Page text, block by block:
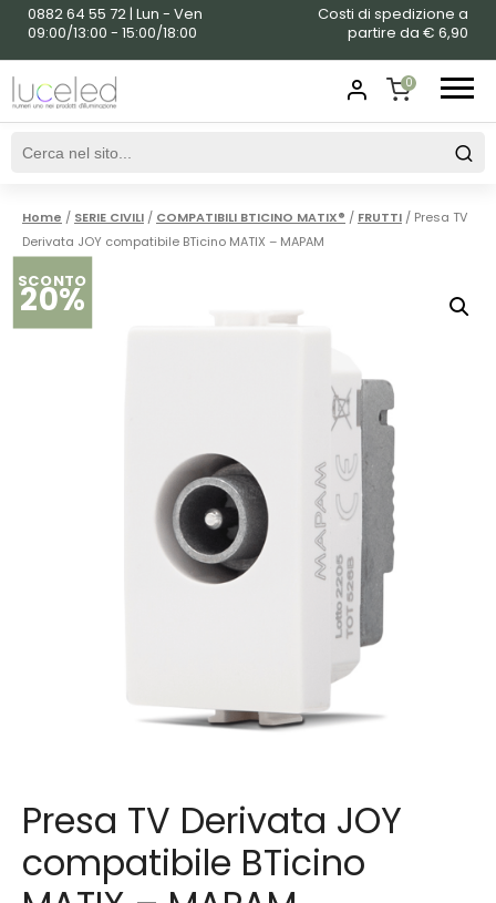
0882 64 55 72 | Lun - Ven
09:00/13:00 - 15:00/18:00
Costi di spedizione a
partire da € 6,90
0
SHOPPING
Home / SERIE CIVILI / COMPATIBILI BTICINO MATIX® / FRUTTI / Presa TV
Derivata JOY compatibile BTicino MATIX – MAPAM
SCONTO
20%
Presa TV Derivata JOY
compatibile BTicino